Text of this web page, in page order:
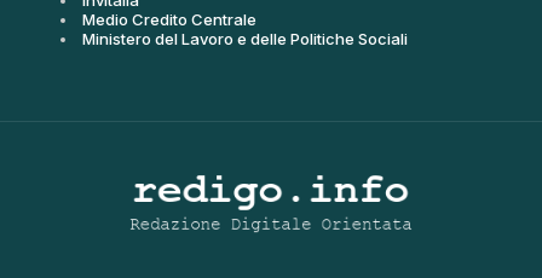
Medio Credito Centrale
Ministero del Lavoro e delle Politiche Sociali